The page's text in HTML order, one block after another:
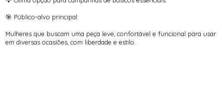
🎯 Público-alvo principal:
Mulheres que buscam uma peça leve, confortável e funcional para usar
em diversas ocasiões, com liberdade e estilo.